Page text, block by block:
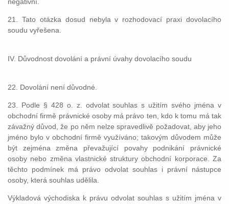
21. Tato otázka dosud nebyla v rozhodovací praxi dovolacího
soudu vyřešena.
IV. Důvodnost dovolání a právní úvahy dovolacího soudu
22. Dovolání není důvodné.
23. Podle § 428 o. z. odvolat souhlas s užitím svého jména v
obchodní firmě právnické osoby má právo ten, kdo k tomu má tak
závažný důvod, že po něm nelze spravedlivě požadovat, aby jeho
jméno bylo v obchodní firmě využíváno; takovým důvodem může
být zejména změna převažující povahy podnikání právnické
osoby nebo změna vlastnické struktury obchodní korporace. Za
těchto podmínek má právo odvolat souhlas i právní nástupce
osoby, která souhlas udělila.
Výkladová východiska k právu odvolat souhlas s užitím jména v